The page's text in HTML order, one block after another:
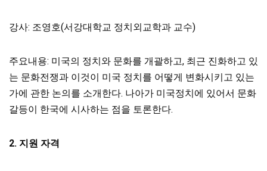
강사: 조영호(서강대학교 정치외교학과 교수)
주요내용: 미국의 정치와 문화를 개괄하고, 최근 진화하고 있
는 문화전쟁과 이것이 미국 정치를 어떻게 변화시키고 있는
가에 관한 논의를 소개한다. 나아가 미국정치에 있어서 문화
갈등이 한국에 시사하는 점을 토론한다.
2. 지원 자격